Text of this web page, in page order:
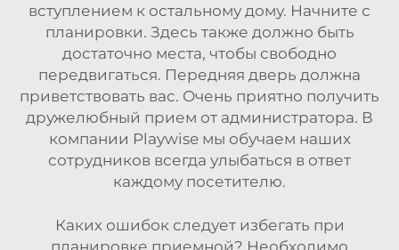
вступлением к остальному дому. Начните с
планировки. Здесь также должно быть
достаточно места, чтобы свободно
передвигаться. Передняя дверь должна
приветствовать вас. Очень приятно получить
дружелюбный прием от администратора. В
компании Playwise мы обучаем наших
сотрудников всегда улыбаться в ответ
каждому посетителю.
Каких ошибок следует избегать при
планировке приемной? Необходимо